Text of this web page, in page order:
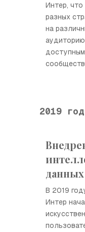
Интер,
разных
на
2019 год
данных
В 2019
Интер